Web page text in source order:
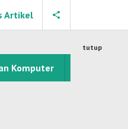
Artikel
Komputer
tutup